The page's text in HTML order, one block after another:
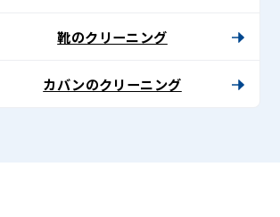
靴のクリーニング
カバンのクリーニング